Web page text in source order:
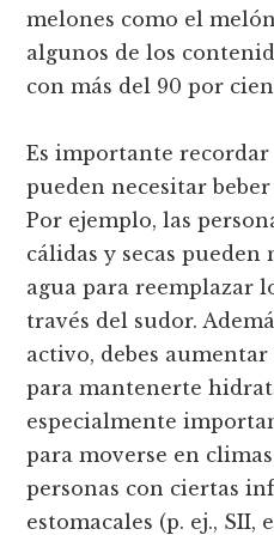
melones como el
algunos de los
con más del 90 por
Es importante recordar
pueden necesitar
Por ejemplo, las
cálidas y secas pueden
agua para reemplazar
través del sudor.
activo, debes
para mantenerte
especialmente
para moverse en
personas con ciertas
estomacales (p. ej., SII,